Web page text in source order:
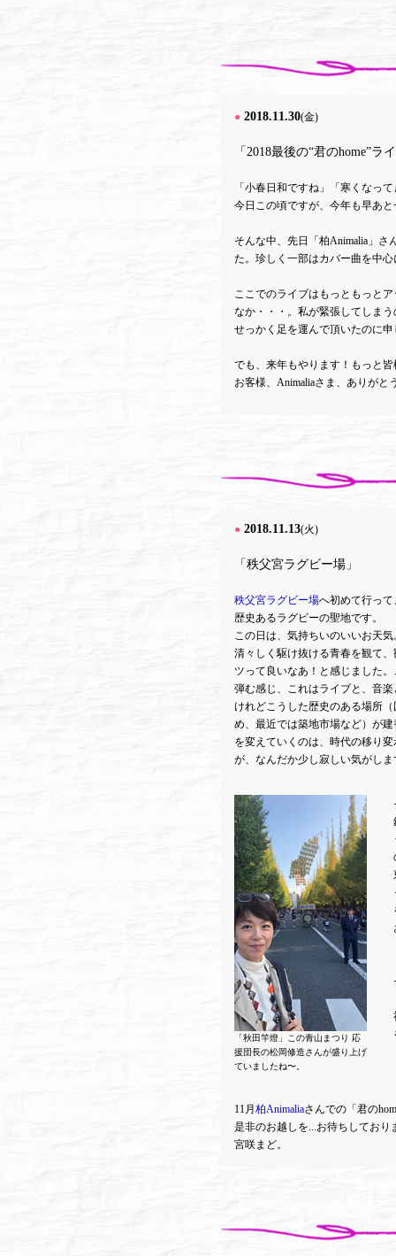
● 2018.11.30(金)
「2018最後の“君のhome”ラ
「小春日和ですね」「寒くなっ
今日この頃ですが、今年も早あと
そんな中、先日「柏Animalia」さ
た。珍しく一部はカバー曲を中
ここでのライブはもっともっと
なか・・・。私が緊張してしま
せっかく足を運んで頂いたのに
でも、来年もやります！もっと
お客様、Animaliaさま、ありがと
● 2018.11.13(火)
「秩父宮ラグビー場」
秩父宮ラグビー場へ初めて行っ
歴史あるラグビーの聖地です。
この日は、気持ちいのいいお天
清々しく駆け抜ける青春を観て
ツって良いなあ！と感じました
弾む感じ、これはライブと、音楽
けれどこうした歴史のある場所
め、最近では築地市場など）が
を変えていくのは、時代の移り
が、なんだか少し寂しい気がしま
「秋田竿燈」この青山まつり 応
援団長の松岡修造さんが盛り上げ
ていましたね〜。
11月 柏Animaliaさんでの「君の
是非のお越しを...お待ちしており
宮咲まど。